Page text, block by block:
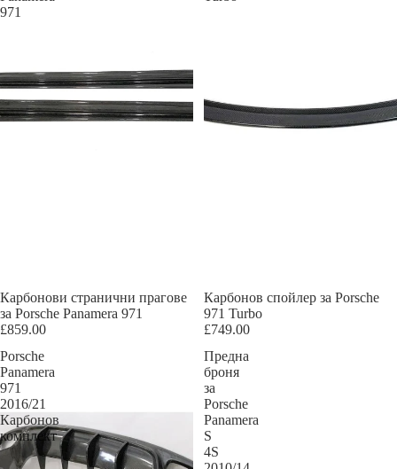
971
Карбонови странични прагове
за Porsche Panamera 971
£859.00
Карбонов спойлер за Porsche
971 Turbo
£749.00
Porsche
Panamera
971
2016/21
Карбонов
комплект
Предна
броня
за
Porsche
Panamera
S
4S